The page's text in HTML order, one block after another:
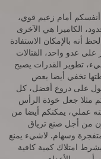
أنفسكم أمام زعيم قوي،
الكاميرا هي الآخرى
أنه بالإمكان الاستفادة
على عدو واحد، القتالات
تطوير القدرات يصبح
تخفي أيضا بعض
على دروع أفضل، كل
مثلا جعل خوذة الرأس
عملي، يمكنكم أيضا من
من أجل صنع ترياق
وسهام. لاشيء يمنع
امتلاك كمية كافية